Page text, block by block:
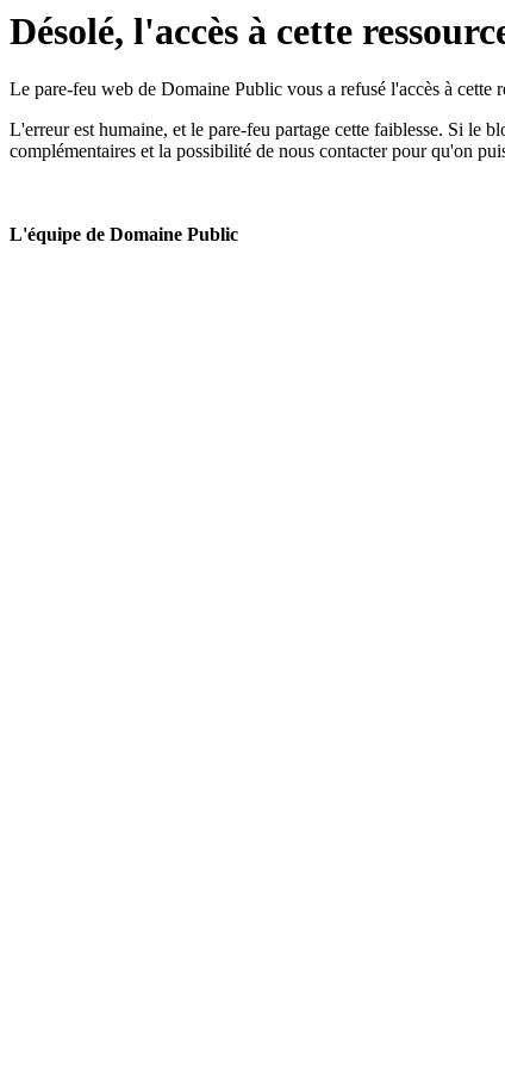
Désolé, l'accès à cette
Le pare-feu web de Domaine Public vous a refusé l'accès à cette
L'erreur est humaine, et le pare-feu partage cette faiblesse. Si le
complémentaires et la possibilité de nous contacter pour qu'on
L'équipe de Domaine Public